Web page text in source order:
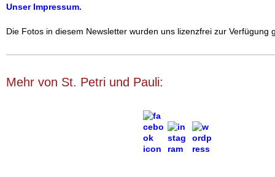
Unser Impressum.
‍Die Fotos in diesem Newsletter wurden uns lizenzfrei zur Verfügung
Mehr von St. Petri und Pauli: